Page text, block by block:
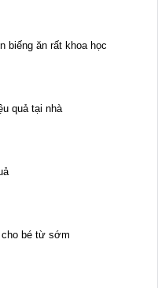
biếng ăn rất khoa học
quả tại nhà
bé từ sớm